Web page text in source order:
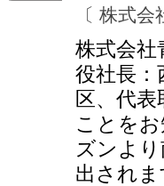
〔 株式
株式会社
役社長：
区、代
ことを
ズンよ
出されま